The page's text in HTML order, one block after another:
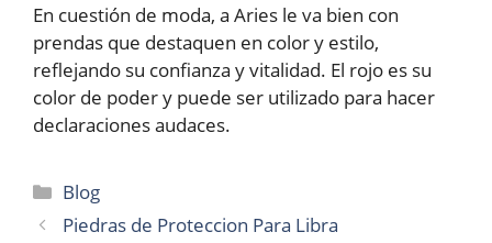
En cuestión de moda, a Aries le va bien con
prendas que destaquen en color y estilo,
reflejando su confianza y vitalidad. El rojo es su
color de poder y puede ser utilizado para hacer
declaraciones audaces.
Categories
Blog
Piedras de Proteccion Para Libra